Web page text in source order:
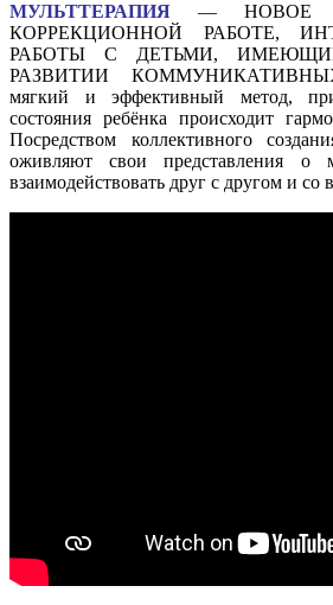
МУЛЬТТЕРАПИЯ — НОВОЕ
КОРРЕКЦИОННОЙ РАБОТЕ,
РАБОТЫ С ДЕТЬМИ,
РАЗВИТИИ
мягкий и эффективный метод,
состояния ребёнка происходит
Посредством коллективного
оживляют свои представления о
взаимодействовать друг с другом и со